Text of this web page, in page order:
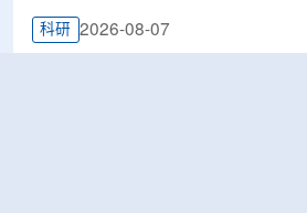
科研 2026-08-07